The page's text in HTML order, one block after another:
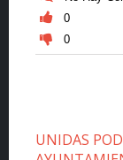
0
0
UNIDAS